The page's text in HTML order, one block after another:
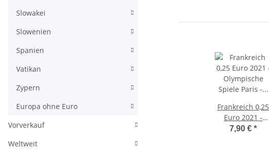
Frankreich 0,25
Euro 2021 -
Olympische
7,90 € *
Slowakei
Slowenien
Spanien
Vatikan
Zypern
Europa ohne Euro
Vorverkauf
Weltweit